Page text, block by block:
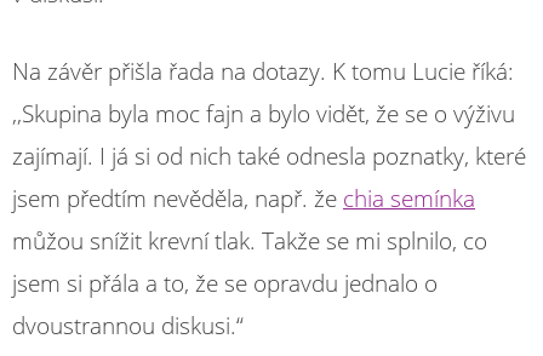
Na závěr přišla řada na dotazy. K tomu Lucie říká:
,,Skupina byla moc fajn a bylo vidět, že se o výživu
zajímají. I já si od nich také odnesla poznatky, které
jsem předtím nevěděla, např. že chia semínka
můžou snížit krevní tlak. Takže se mi splnilo, co
jsem si přála a to, že se opravdu jednalo o
dvoustrannou diskusi.“